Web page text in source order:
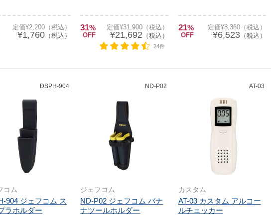
定価¥2,200（税込）
¥1,760（税込）
31%
OFF
定価¥31,900（税込）
¥21,692 （税込）
24件
21%
OFF
定価¥8,360（税込）
¥6,523 （税込）
DSPH-904
コム
904 ジェフコム ス
ラホルダー
ND-P02
ジェフコム
ND-P02 ジェフコム バナ
ナツールホルダー
AT-03
カスタム
AT-03 カスタム アルコー
ルチェッカー